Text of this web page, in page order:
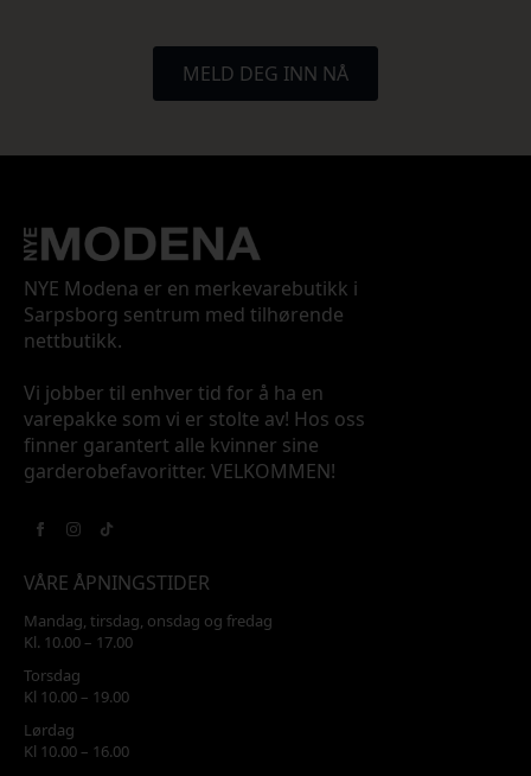
MELD DEG INN NÅ
NYE Modena er en merkevarebutikk i
Sarpsborg sentrum med tilhørende
nettbutikk.
Vi jobber til enhver tid for å ha en
varepakke som vi er stolte av! Hos oss
finner garantert alle kvinner sine
garderobefavoritter. VELKOMMEN!
VÅRE ÅPNINGSTIDER
Mandag, tirsdag, onsdag og fredag
Kl. 10.00 – 17.00
Torsdag
Kl 10.00 – 19.00
Lørdag
Kl 10.00 – 16.00